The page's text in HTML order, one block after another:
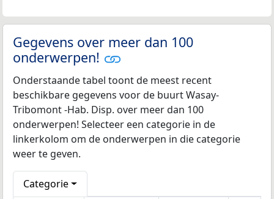
Gegevens over meer dan 100
onderwerpen!
Onderstaande tabel toont de meest recent
beschikbare gegevens voor de buurt Wasay-
Tribomont -Hab. Disp. over meer dan 100
onderwerpen! Selecteer een categorie in de
linkerkolom om de onderwerpen in die categorie
weer te geven.
Categorie